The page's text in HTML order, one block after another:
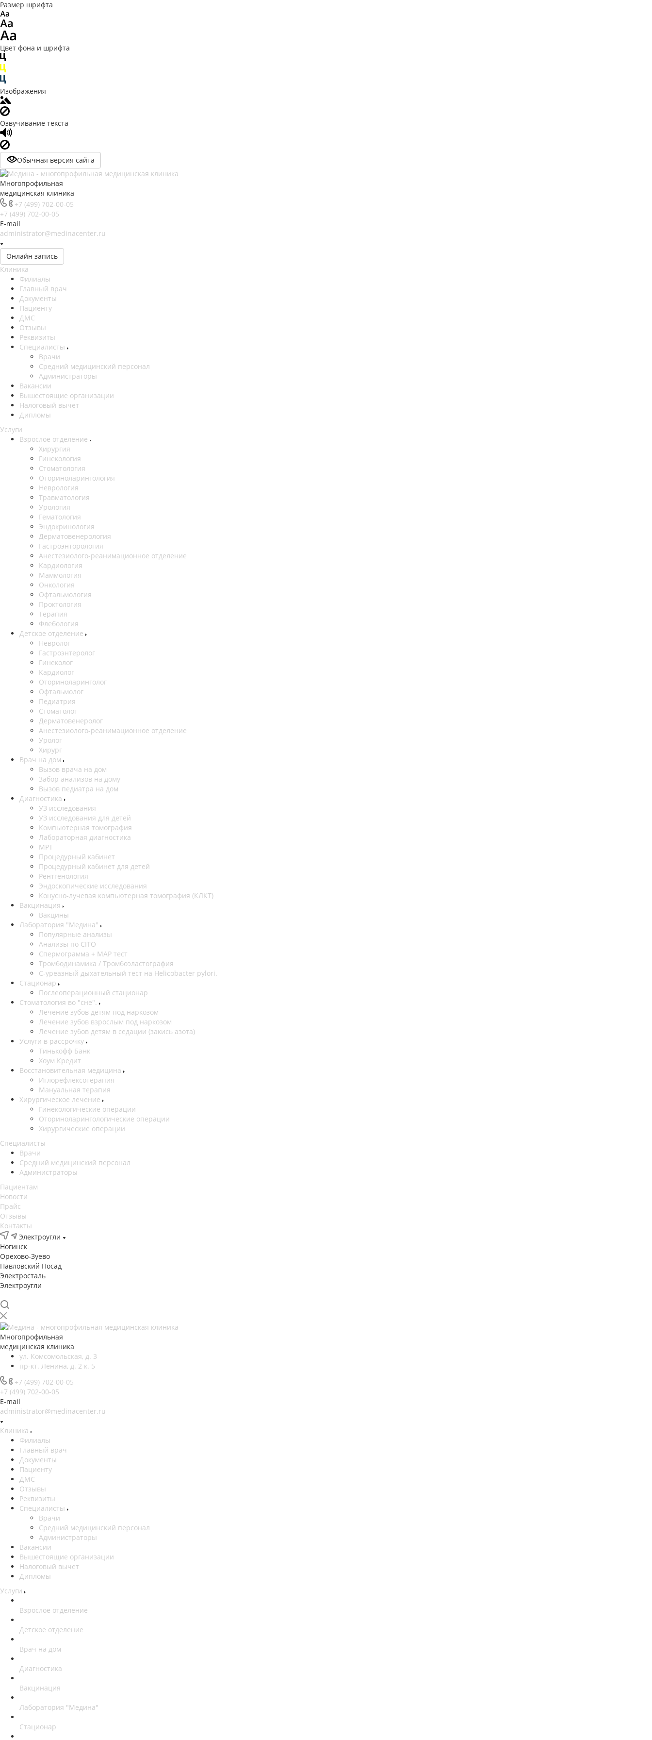
Размер шрифта
Цвет фона и шрифта
Изображения
Озвучивание текста
Обычная версия сайта
Многопрофильная
медицинская клиника
+7 (499) 702-00-05
+7 (499) 702-00-05
E-mail
administrator@medinacenter.ru
Онлайн запись
Клиника
Филиалы
Главный врач
Документы
Пациенту
ДМС
Отзывы
Реквизиты
Специалисты
Врачи
Средний медицинский персонал
Администраторы
Вакансии
Вышестоящие организации
Налоговый вычет
Дипломы
Услуги
Взрослое отделение
Хирургия
Гинекология
Стоматология
Оториноларингология
Неврология
Травматология
Урология
Гематология
Эндокринология
Дерматовенерология
Гастроэнторология
Анестезиолого-реанимационное отделение
Кардиология
Маммология
Онкология
Офтальмология
Проктология
Терапия
Флебология
Детское отделение
Невролог
Гастроэнтеролог
Гинеколог
Кардиолог
Оториноларинголог
Офтальмолог
Педиатрия
Стоматолог
Дерматовенеролог
Анестезиолого-реанимационное отделение
Уролог
Хирург
Врач на дом
Вызов врача на дом
Забор анализов на дому
Вызов педиатра на дом
Диагностика
УЗ исследования
УЗ исследования для детей
Компьютерная томография
Лабораторная диагностика
МРТ
Процедурный кабинет
Процедурный кабинет для детей
Рентгенология
Эндоскопические исследования
Конусно-лучевая компьютерная томография (КЛКТ)
Вакцинация
Вакцины
Лаборатория "Медина"
Популярные анализы
Анализы по CITO
Спермограмма + МАР тест
Тромбодинамика / Тромбоэластография
С-уреазный дыхательный тест на Helicobacter pylori.
Стационар
Послеоперационный стационар
Стоматология во "сне".
Лечение зубов детям под наркозом
Лечение зубов взрослым под наркозом
Лечение зубов детям в седации (закись азота)
Услуги в рассрочку
Тинькофф Банк
Хоум Кредит
Восстановительная медицина
Иглорефлексотерапия
Мануальная терапия
Хирургическое лечение
Гинекологические операции
Оториноларингологические операции
Хирургические операции
Специалисты
Врачи
Средний медицинский персонал
Администраторы
Пациентам
Новости
Прайс
Отзывы
Контакты
Электроугли
Ногинск
Орехово-Зуево
Павловский Посад
Электросталь
Электроугли
Многопрофильная
медицинская клиника
ул. Комсомольская, д. 3
пр-кт. Ленина, д. 2 к. 5
+7 (499) 702-00-05
+7 (499) 702-00-05
E-mail
administrator@medinacenter.ru
Клиника
Филиалы
Главный врач
Документы
Пациенту
ДМС
Отзывы
Реквизиты
Специалисты
Врачи
Средний медицинский персонал
Администраторы
Вакансии
Вышестоящие организации
Налоговый вычет
Дипломы
Услуги
Взрослое отделение
Детское отделение
Врач на дом
Диагностика
Вакцинация
Лаборатория "Медина"
Стационар